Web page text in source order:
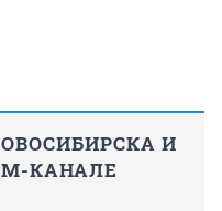
И
КАНАЛЕ